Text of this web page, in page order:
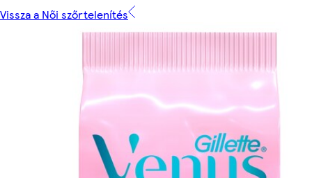
Vissza a Női szőrtelenítés